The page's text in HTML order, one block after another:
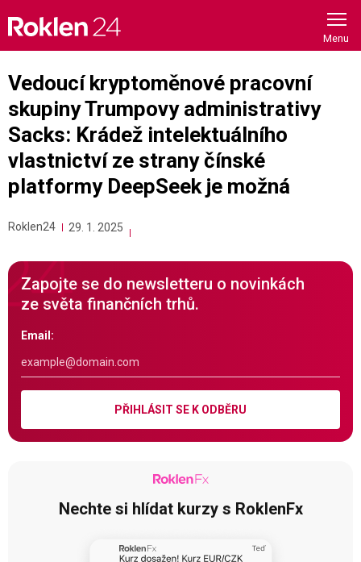
content
Vedoucí kryptoměnové pracovní
skupiny Trumpovy administrativy
Sacks: Krádež intelektuálního
vlastnictví ze strany čínské
platformy DeepSeek je možná
Roklen24 29. 1. 2025
Zapojte se do newsletteru o novinkách
ze světa finančních trhů.
Email:
PŘIHLÁSIT SE K ODBĚRU
Nechte si hlídat kurzy s RoklenFx